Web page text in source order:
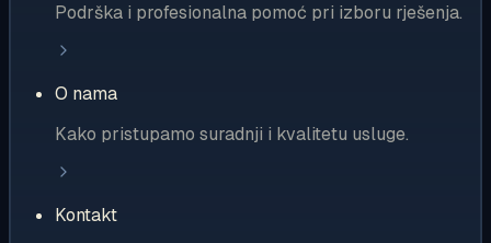
Podrška i profesionalna pomoć pri izboru rješenja.
O nama
Kako pristupamo suradnji i kvalitetu usluge.
Kontakt